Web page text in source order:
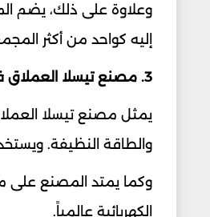
وعلاوة على ذلك، يضم
إليه كواحد من أكثر
3. مصنع تيسلا العملاق في نيفادا – الولايات المتحدة
يمثل مصنع تيسلا
والطاقة النظيفة.
وكما يمتد المصنع على
الكهربائية عالمياً.